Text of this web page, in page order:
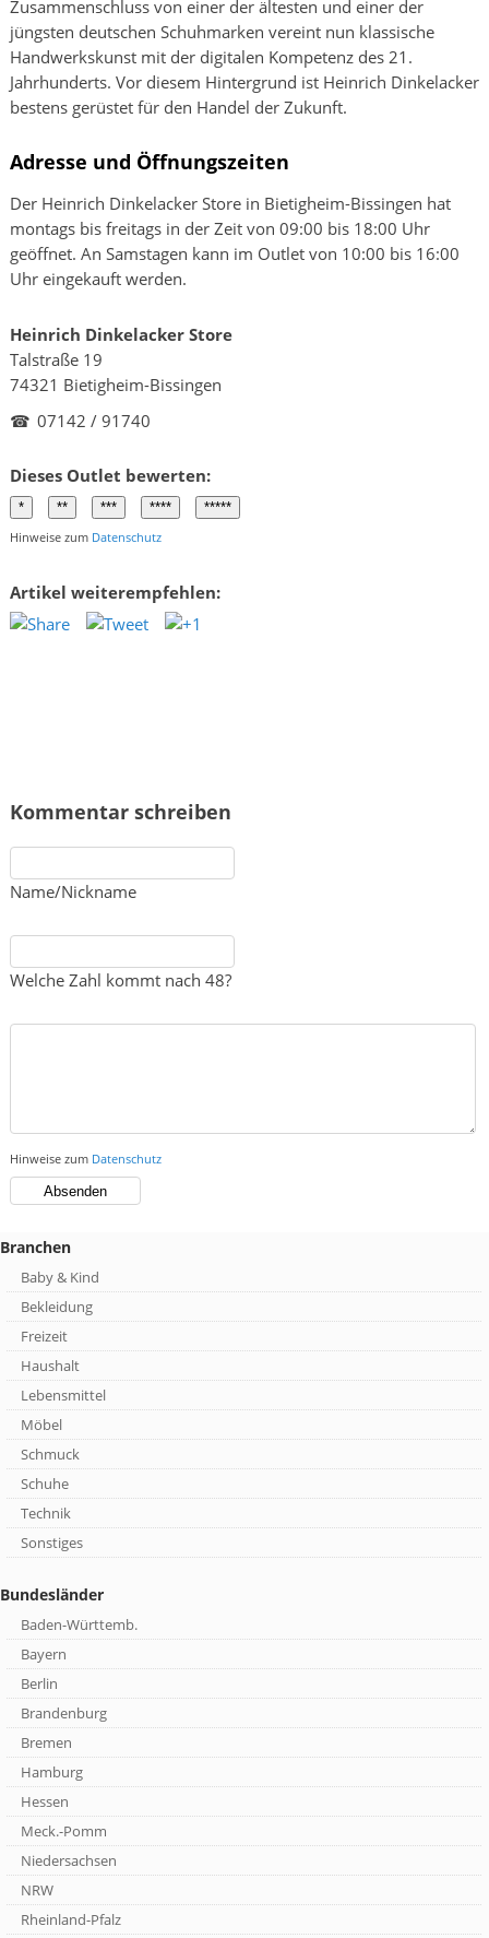
Zusammenschluss von einer der ältesten und einer der
jüngsten deutschen Schuhmarken vereint nun klassische
Handwerkskunst mit der digitalen Kompetenz des 21.
Jahrhunderts. Vor diesem Hintergrund ist Heinrich Dinkelacker
bestens gerüstet für den Handel der Zukunft.
Adresse und Öffnungszeiten
Der Heinrich Dinkelacker Store in Bietigheim-Bissingen hat
montags bis freitags in der Zeit von 09:00 bis 18:00 Uhr
geöffnet. An Samstagen kann im Outlet von 10:00 bis 16:00
Uhr eingekauft werden.
Heinrich Dinkelacker Store
Talstraße 19
74321 Bietigheim-Bissingen
☎ 07142 / 91740
Dieses Outlet bewerten:
Hinweise zum Datenschutz
Artikel weiterempfehlen:
Kommentar schreiben
Name/Nickname
Welche Zahl kommt nach 48?
Hinweise zum Datenschutz
Branchen
Baby & Kind
Bekleidung
Freizeit
Haushalt
Lebensmittel
Möbel
Schmuck
Schuhe
Technik
Sonstiges
Bundesländer
Baden-Württemb.
Bayern
Berlin
Brandenburg
Bremen
Hamburg
Hessen
Meck.-Pomm
Niedersachsen
NRW
Rheinland-Pfalz